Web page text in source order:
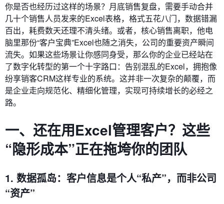
你是否也经历过这样的场景？月底销售复盘，需要手动合并
几十个销售人员发来的Excel表格，格式五花八门，数据错漏
百出，耗费数天还理不清头绪。或者，核心销售离职，他电
脑里那份“客户宝典”Excel也随之消失，公司的重要资产瞬间
流失。如果这些场景让你感同身受，那么你的企业已经站在
了数字化转型的第一个十字路口：告别混乱的Excel，拥抱像
纷享销客CRM这样专业的系统。这并非一次复杂的颠覆，而
是企业走向规范化、精细化管理，实现可持续增长的必经之
路。
一、还在用Excel管理客户？这些
“隐形成本”正在拖垮你的团队
1. 数据孤岛：客户信息是个人“私产”，而非公司
“资产”